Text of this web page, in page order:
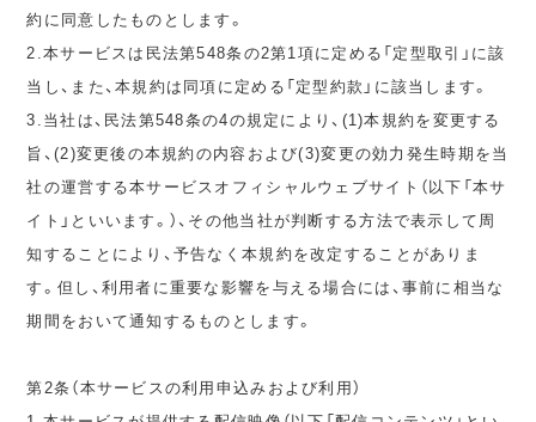
約に同意したものとします。
2.本サービスは民法第548条の2第1項に定める「定型取引」に該
当し、また、本規約は同項に定める「定型約款」に該当します。
3.当社は、民法第548条の4の規定により、(1)本規約を変更する
旨、(2)変更後の本規約の内容および(3)変更の効力発生時期を当
社の運営する本サービスオフィシャルウェブサイト（以下「本サ
イト」といいます。）、その他当社が判断する方法で表示して周
知することにより、予告なく本規約を改定することがありま
す。但し、利用者に重要な影響を与える場合には、事前に相当な
期間をおいて通知するものとします。
第2条（本サービスの利用申込みおよび利用）